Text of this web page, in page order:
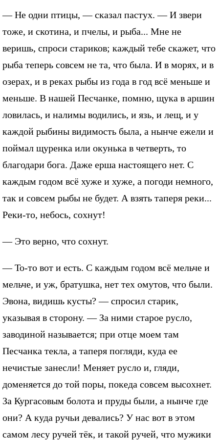
— Не одни птицы, — сказал пастух. — И звери
тоже, и скотина, и пчелы, и рыба... Мне не
веришь, спроси стариков; каждый тебе скажет, что
рыба теперь совсем не та, что была. И в морях, и в
озерах, и в реках рыбы из года в год всё меньше и
меньше. В нашей Песчанке, помню, щука в аршин
ловилась, и налимы водились, и язь, и лещ, и у
каждой рыбины видимость была, а нынче ежели и
поймал щуренка или окунька в четверть, то
благодари бога. Даже ерша настоящего нет. С
каждым годом всё хуже и хуже, а погоди немного,
так и совсем рыбы не будет. А взять таперя реки...
Реки-то, небось, сохнут!
— Это верно, что сохнут.
— То-то вот и есть. С каждым годом всё мельче и
мельче, и уж, братушка, нет тех омутов, что были.
Эвона, видишь кусты? — спросил старик,
указывая в сторону. — За ними старое русло,
заводиной называется; при отце моем там
Песчанка текла, а таперя погляди, куда ее
нечистые занесли! Меняет русло и, гляди,
доменяется до той поры, покеда совсем высохнет.
За Кургасовым болота и пруды были, а нынче где
они? А куда ручьи девались? У нас вот в этом
самом лесу ручей тёк, и такой ручей, что мужики